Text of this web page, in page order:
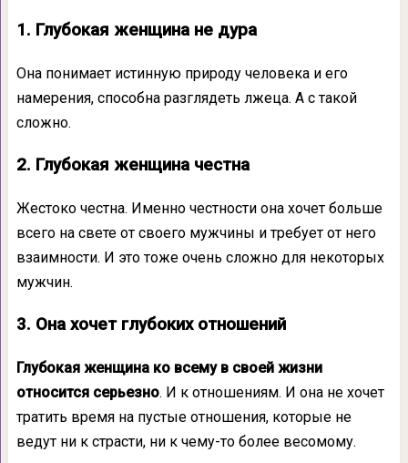
1. Глубокая женщина не дура
Она понимает истинную природу человека и его
намерения, способна разглядеть лжеца. А с такой
сложно.
2. Глубокая женщина честна
Жестоко честна. Именно честности она хочет больше
всего на свете от своего мужчины и требует от него
взаимности. И это тоже очень сложно для некоторых
мужчин.
3. Она хочет глубоких отношений
Глубокая женщина ко всему в своей жизни
относится серьезно. И к отношениям. И она не хочет
тратить время на пустые отношения, которые не
ведут ни к страсти, ни к чему-то более весомому.